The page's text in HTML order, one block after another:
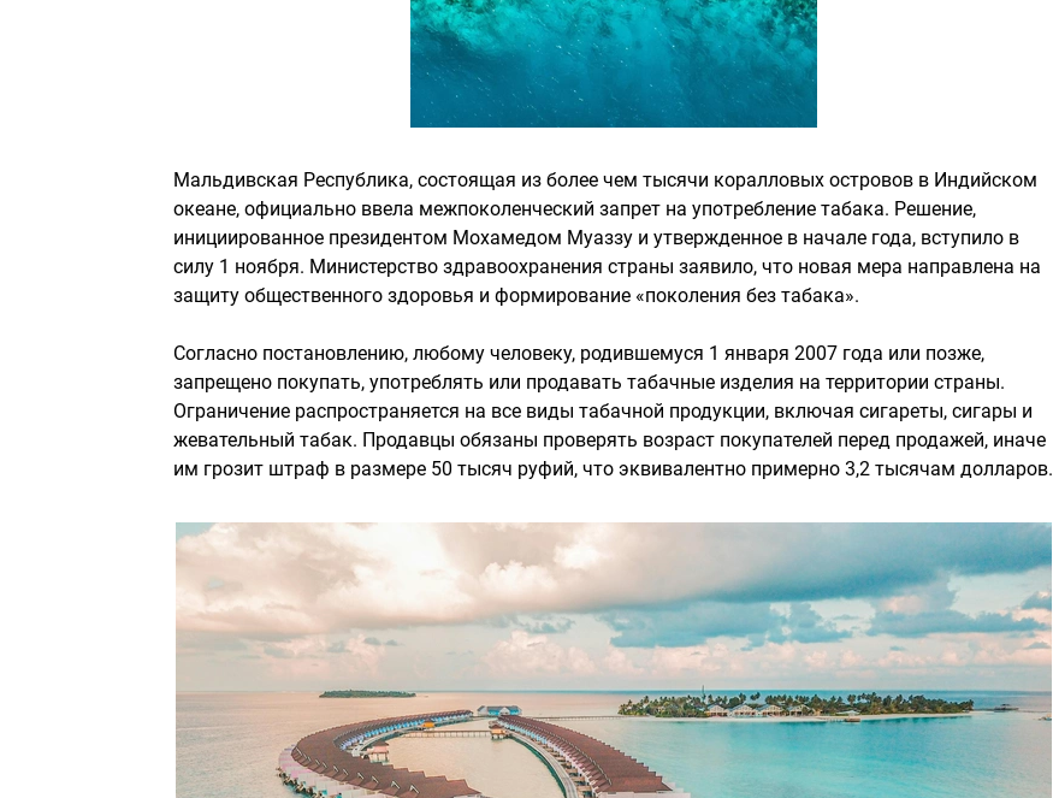
Мальдивская Республика, состоящая из более чем тысячи коралловых островов в Индийском
океане, официально ввела межпоколенческий запрет на употребление табака. Решение,
инициированное президентом Мохамедом Муаззу и утвержденное в начале года, вступило в
силу 1 ноября. Министерство здравоохранения страны заявило, что новая мера направлена на
защиту общественного здоровья и формирование «поколения без табака».
Согласно постановлению, любому человеку, родившемуся 1 января 2007 года или позже,
запрещено покупать, употреблять или продавать табачные изделия на территории страны.
Ограничение распространяется на все виды табачной продукции, включая сигареты, сигары и
жевательный табак. Продавцы обязаны проверять возраст покупателей перед продажей, иначе
им грозит штраф в размере 50 тысяч руфий, что эквивалентно примерно 3,2 тысячам долларов.